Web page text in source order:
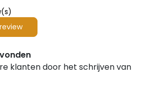
klanten door het schrijven van